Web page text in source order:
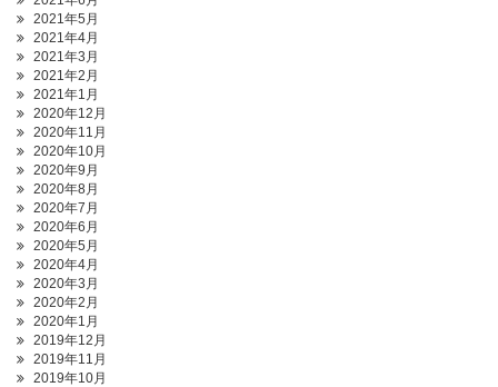
2021年5月
2021年4月
2021年3月
2021年2月
2021年1月
2020年12月
2020年11月
2020年10月
2020年9月
2020年8月
2020年7月
2020年6月
2020年5月
2020年4月
2020年3月
2020年2月
2020年1月
2019年12月
2019年11月
2019年10月